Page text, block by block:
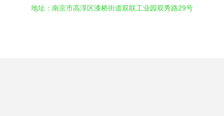
地址：南京市高淳区漆桥街道双联工业园双秀路29号